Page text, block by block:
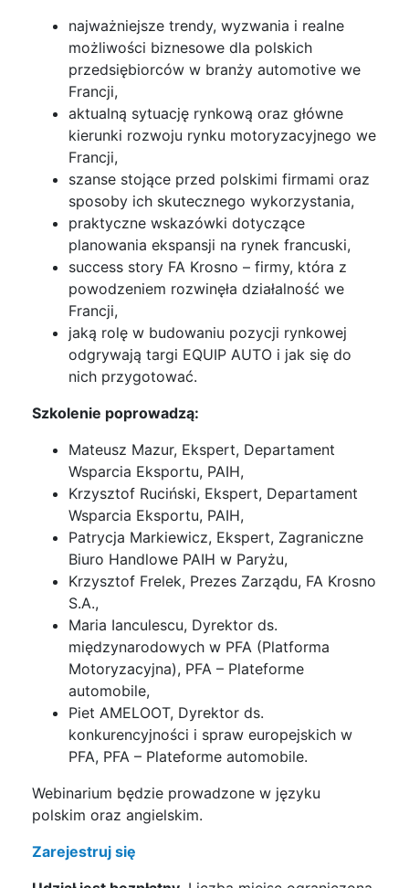
najważniejsze trendy, wyzwania i realne
możliwości biznesowe dla polskich
przedsiębiorców w branży automotive we
Francji,
aktualną sytuację rynkową oraz główne
kierunki rozwoju rynku motoryzacyjnego we
Francji,
szanse stojące przed polskimi firmami oraz
sposoby ich skutecznego wykorzystania,
praktyczne wskazówki dotyczące
planowania ekspansji na rynek francuski,
success story FA Krosno – firmy, która z
powodzeniem rozwinęła działalność we
Francji,
jaką rolę w budowaniu pozycji rynkowej
odgrywają targi EQUIP AUTO i jak się do
nich przygotować.
Szkolenie poprowadzą:
Mateusz Mazur, Ekspert, Departament
Wsparcia Eksportu, PAIH,
Krzysztof Ruciński, Ekspert, Departament
Wsparcia Eksportu, PAIH,
Patrycja Markiewicz, Ekspert, Zagraniczne
Biuro Handlowe PAIH w Paryżu,
Krzysztof Frelek, Prezes Zarządu, FA Krosno
S.A.,
Maria Ianculescu, Dyrektor ds.
międzynarodowych w PFA (Platforma
Motoryzacyjna), PFA – Plateforme
automobile,
Piet AMELOOT, Dyrektor ds.
konkurencyjności i spraw europejskich w
PFA, PFA – Plateforme automobile.
Webinarium będzie prowadzone w języku
polskim oraz angielskim.
Zarejestruj się